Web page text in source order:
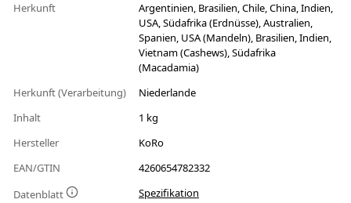
Herkunft
Argentinien, Brasilien, Chile, China, Indien,
USA, Südafrika (Erdnüsse), Australien,
Spanien, USA (Mandeln), Brasilien, Indien,
Vietnam (Cashews), Südafrika
(Macadamia)
Herkunft (Verarbeitung)
Niederlande
Inhalt
1 kg
Hersteller
KoRo
EAN/GTIN
4260654782332
Datenblatt
Spezifikation